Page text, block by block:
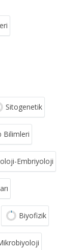
Sitogenetik
Bilimleri
Embriyoloji
Biyofizik